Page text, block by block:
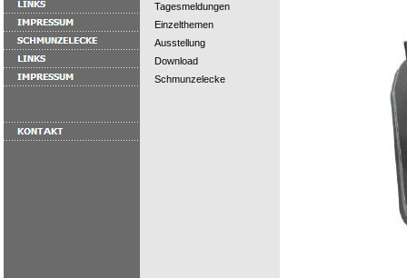
Tagesmeldungen
Einzelthemen
Ausstellung
Download
Schmunzelecke